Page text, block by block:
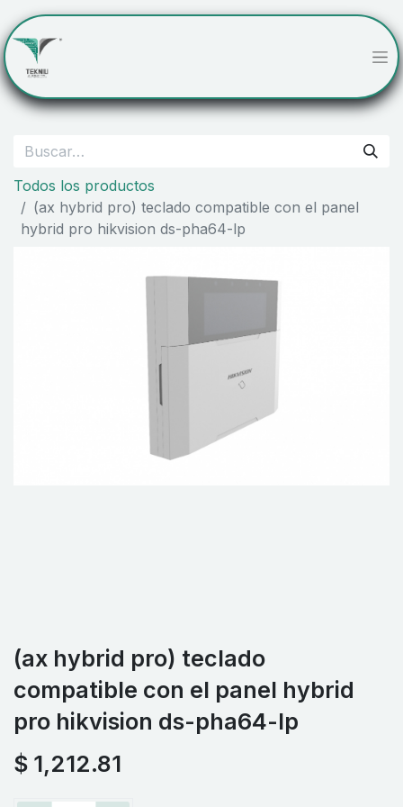
Todos los productos
(ax hybrid pro) teclado compatible con el panel
hybrid pro hikvision ds-pha64-lp
(ax hybrid pro) teclado
compatible con el panel hybrid
pro hikvision ds-pha64-lp
$ 1,212.81